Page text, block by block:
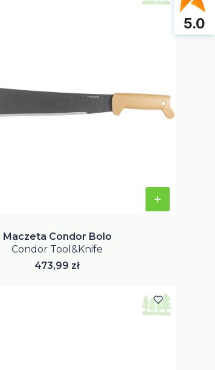
Maczeta Condor Bolo
Condor Tool&Knife
Cena
473,99 zł
5.0